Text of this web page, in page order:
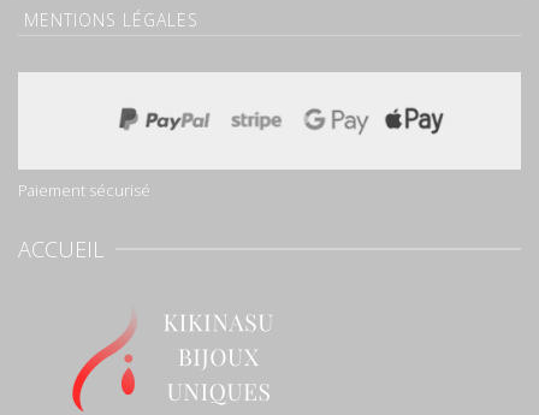
MENTIONS LÉGALES
Paiement sécurisé
ACCUEIL